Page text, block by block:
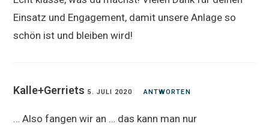
Einsatz und Engagement, damit unsere Anlage so
schön ist und bleiben wird!
Kalle+Gerriets 5. JULI 2020 ANTWORTEN
… Also fangen wir an … das kann man nur